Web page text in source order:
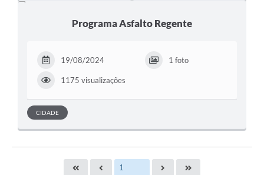
Programa Asfalto Regente
19/08/2024 1 foto
1175 visualizações
CIDADE